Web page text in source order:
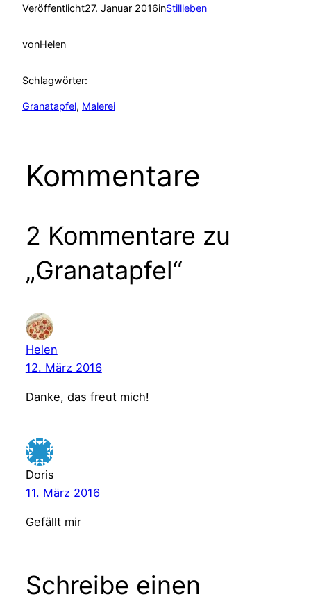
Veröffentlicht27. Januar 2016inStillleben
vonHelen
Schlagwörter:
Granatapfel, Malerei
Kommentare
2 Kommentare zu
„Granatapfel“
Helen
12. März 2016
Danke, das freut mich!
Doris
11. März 2016
Gefällt mir
Schreibe einen